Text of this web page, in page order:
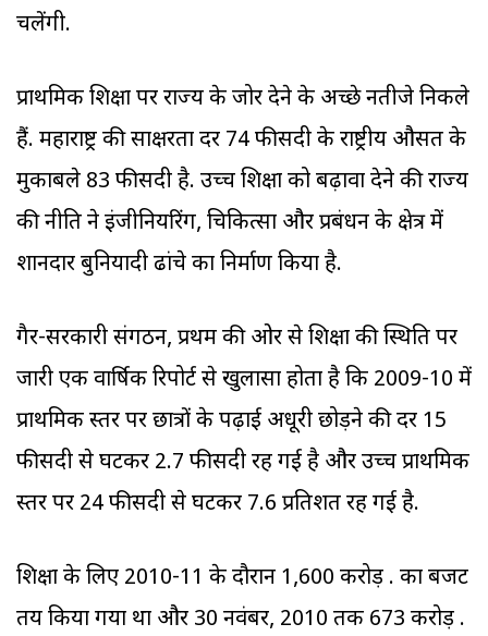
चलेंगी.
प्राथमिक शिक्षा पर राज्‍य के जोर देने के अच्छे नतीजे निकले
हैं. महाराष्ट्र की साक्षरता दर 74 फीसदी के राष्ट्रीय औसत के
मुकाबले 83 फीसदी है. उच्च शिक्षा को बढ़ावा देने की राज्‍य
की नीति ने इंजीनियरिंग, चिकित्सा और प्रबंधन के क्षेत्र में
शानदार बुनियादी ढांचे का निर्माण किया है.
गैर-सरकारी संगठन, प्रथम की ओर से शिक्षा की स्थिति पर
जारी एक वार्षिक रिपोर्ट से खुलासा होता है कि 2009-10 में
प्राथमिक स्तर पर छात्रों के पढ़ाई अधूरी छोड़ने की दर 15
फीसदी से घटकर 2.7 फीसदी रह गई है और उच्च प्राथमिक
स्तर पर 24 फीसदी से घटकर 7.6 प्रतिशत रह गई है.
शिक्षा के लिए 2010-11 के दौरान 1,600 करोड़ रु. का बजट
तय किया गया था और 30 नवंबर, 2010 तक 673 करोड़ रु.